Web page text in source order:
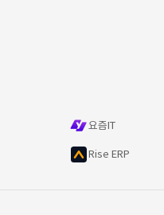
요즘IT
Rise ERP